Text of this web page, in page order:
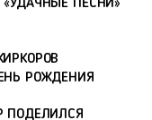
ПЕСНИ»
РОЖДЕНИЯ
ПОДЕЛИЛСЯ